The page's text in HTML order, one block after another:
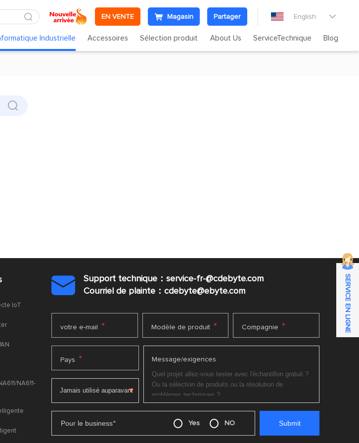
EN VENTE Magasin Partager English 
Industrielle Accessoires Sélection produit About Us ServiceTechnique Blog
IoT
NA611-

Support technique：service-fr-@cdebyte.com
Courriel de plainte：cdebyte@ebyte.com
votre e-mail * Modèle de produit * Compagnie *
Pays * Message/exigences
Pour le business* Yes NO
SERVICE EN LIGNE